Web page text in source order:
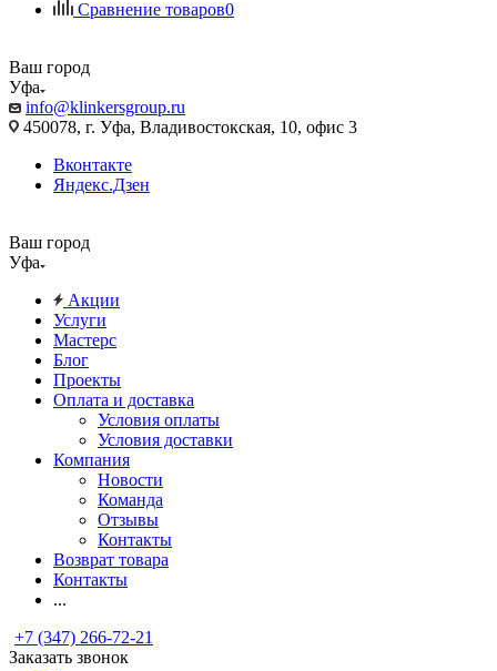
Сравнение товаров0
Ваш город
Уфа
info@klinkersgroup.ru
450078, г. Уфа, Владивостокская, 10, офис 3
Вконтакте
Яндекс.Дзен
Ваш город
Уфа
Акции
Услуги
Мастерс
Блог
Проекты
Оплата и доставка
Условия оплаты
Условия доставки
Компания
Новости
Команда
Отзывы
Контакты
Возврат товара
Контакты
...
+7 (347) 266-72-21
Заказать звонок